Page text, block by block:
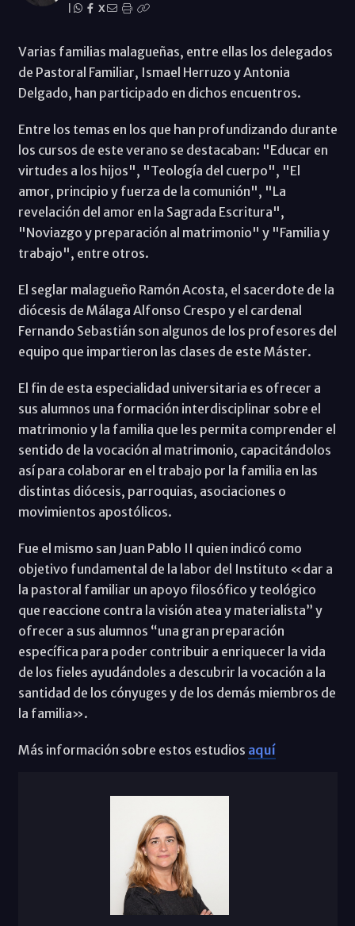
X
Varias familias malagueñas, entre ellas los delegados
de Pastoral Familiar, Ismael Herruzo y Antonia
Delgado, han participado en dichos encuentros.
Entre los temas en los que han profundizando durante
los cursos de este verano se destacaban: "Educar en
virtudes a los hijos", "Teología del cuerpo", "El
amor, principio y fuerza de la comunión", "La
revelación del amor en la Sagrada Escritura",
"Noviazgo y preparación al matrimonio" y "Familia y
trabajo", entre otros.
El seglar malagueño Ramón Acosta, el sacerdote de la
diócesis de Málaga Alfonso Crespo y el cardenal
Fernando Sebastián son algunos de los profesores del
equipo que impartieron las clases de este Máster.
El fin de esta especialidad universitaria es ofrecer a
sus alumnos una formación interdisciplinar sobre el
matrimonio y la familia que les permita comprender el
sentido de la vocación al matrimonio, capacitándolos
así para colaborar en el trabajo por la familia en las
distintas diócesis, parroquias, asociaciones o
movimientos apostólicos.
Fue el mismo san Juan Pablo II quien indicó como
objetivo fundamental de la labor del Instituto «dar a
la pastoral familiar un apoyo filosófico y teológico
que reaccione contra la visión atea y materialista” y
ofrecer a sus alumnos “una gran preparación
específica para poder contribuir a enriquecer la vida
de los fieles ayudándoles a descubrir la vocación a la
santidad de los cónyuges y de los demás miembros de
la familia».
Más información sobre estos estudios aquí